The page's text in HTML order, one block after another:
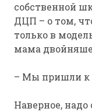
собственной
ДЦП – о том,
только в
мама
– Мы пришли к
Наверное,